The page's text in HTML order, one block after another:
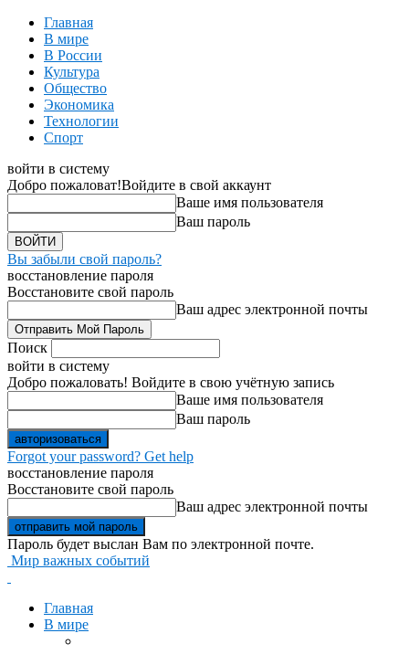
Главная
В мире
В России
Культура
Общество
Экономика
Технологии
Спорт
войти в систему
Добро пожаловат!Войдите в свой аккаунт
Ваше имя пользователя
Ваш пароль
Вы забыли свой пароль?
восстановление пароля
Восстановите свой пароль
Ваш адрес электронной почты
Поиск
войти в систему
Добро пожаловать! Войдите в свою учётную запись
Ваше имя пользователя
Ваш пароль
Forgot your password? Get help
восстановление пароля
Восстановите свой пароль
Ваш адрес электронной почты
Пароль будет выслан Вам по электронной почте.
Мир важных событий
Главная
В мире